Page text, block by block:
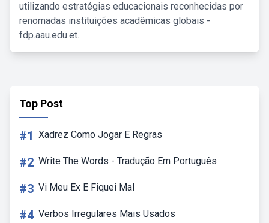
utilizando estratégias educacionais reconhecidas por
renomadas instituições acadêmicas globais -
fdp.aau.edu.et.
Top Post
#1 Xadrez Como Jogar E Regras
#2 Write The Words - Tradução Em Português
#3 Vi Meu Ex E Fiquei Mal
#4 Verbos Irregulares Mais Usados